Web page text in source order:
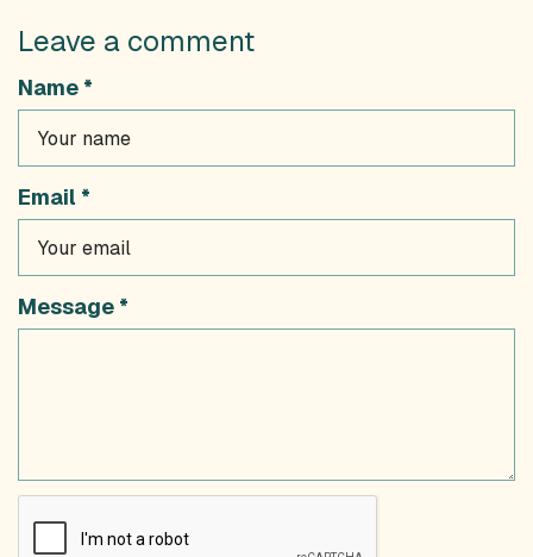
Leave a comment
Name *
Email *
Message *